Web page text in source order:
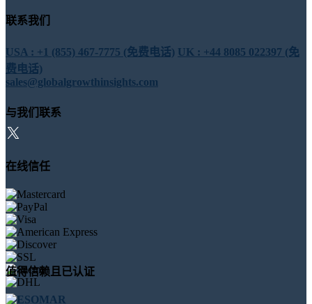
联系我们
USA : +1 (855) 467-7775 (免费电话) UK : +44 8085 022397 (免
费电话)
sales@globalgrowthinsights.com
与我们联系
在线信任
值得信赖且已认证